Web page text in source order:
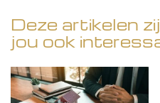
Deze artikelen
jou ook